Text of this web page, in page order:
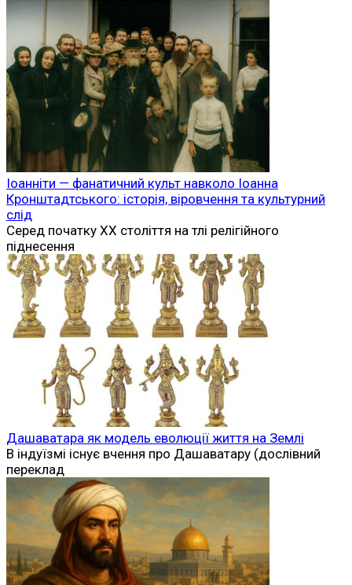
Іоанніти — фанатичний культ навколо Іоанна
Кронштадтського: історія, віровчення та культурний
слід
Серед початку XX століття на тлі релігійного
піднесення
Дашаватара як модель еволюції життя на Землі
В індуїзмі існує вчення про Дашаватару (дослівний
переклад